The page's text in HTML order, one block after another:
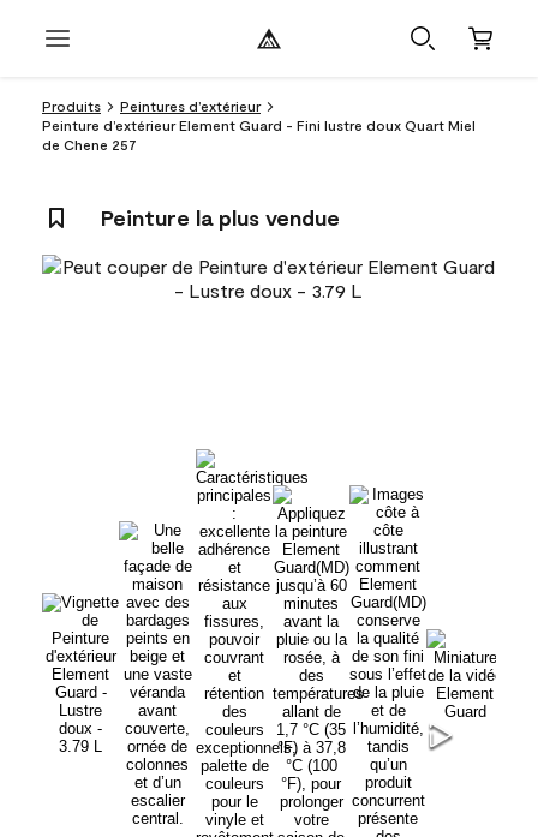
Produits
Peintures d’extérieur
Peinture d’extérieur Element Guard - Fini lustre doux Quart Miel
de Chene 257
Peinture la plus vendue